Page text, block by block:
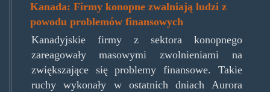
Kanada: Firmy konopne zwalniają ludzi z
powodu problemów finansowych
Kanadyjskie firmy z sektora konopnego
zareagowały masowymi zwolnieniami na
zwiększające się problemy finansowe. Takie
ruchy wykonały w ostatnich dniach Aurora